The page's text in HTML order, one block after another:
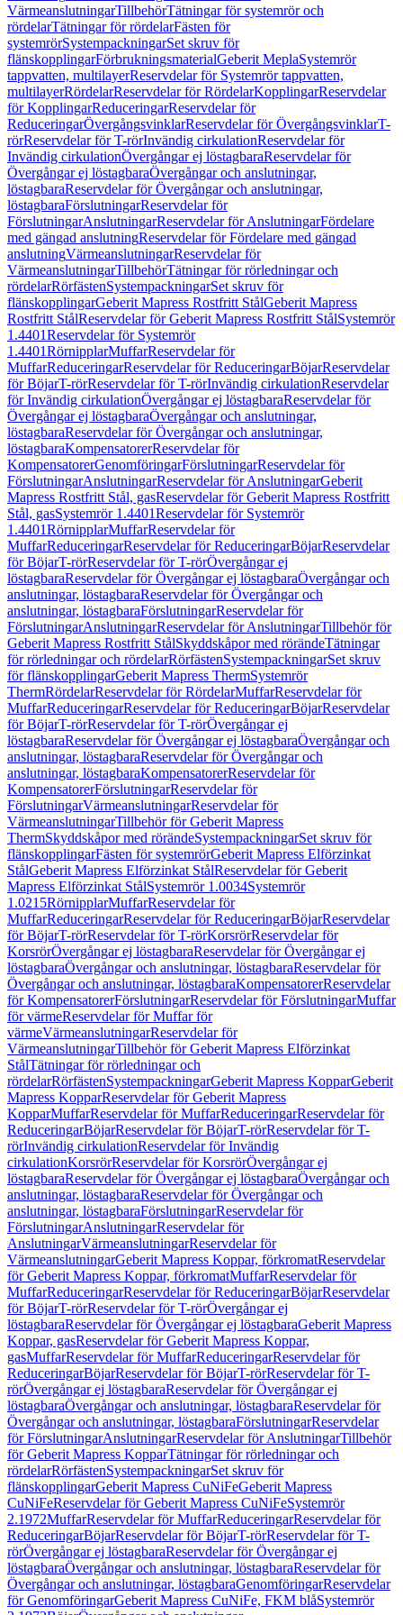
VärmeanslutningarTillbehörTätningar för systemrör och
rördelarTätningar för rördelarFästen för
systemrörSystempackningarSet skruv för
flänskopplingarFörbrukningsmaterialGeberit MeplaSystemrör
tappvatten, multilayerReservdelar för Systemrör tappvatten,
multilayerRördelarReservdelar för RördelarKopplingarReservdelar
för KopplingarReduceringarReservdelar för
ReduceringarÖvergångsvinklarReservdelar för ÖvergångsvinklarT-
rörReservdelar för T-rörInvändig cirkulationReservdelar för
Invändig cirkulationÖvergångar ej löstagbaraReservdelar för
Övergångar ej löstagbaraÖvergångar och anslutningar,
löstagbaraReservdelar för Övergångar och anslutningar,
löstagbaraFörslutningarReservdelar för
FörslutningarAnslutningarReservdelar för AnslutningarFördelare
med gängad anslutningReservdelar för Fördelare med gängad
anslutningVärmeanslutningarReservdelar för
VärmeanslutningarTillbehörTätningar för rörledningar och
rördelarRörfästenSystempackningarSet skruv för
flänskopplingarGeberit Mapress Rostfritt StålGeberit Mapress
Rostfritt StålReservdelar för Geberit Mapress Rostfritt StålSystemrör
1.4401Reservdelar för Systemrör
1.4401RörnipplarMuffarReservdelar för
MuffarReduceringarReservdelar för ReduceringarBöjarReservdelar
för BöjarT-rörReservdelar för T-rörInvändig cirkulationReservdelar
för Invändig cirkulationÖvergångar ej löstagbaraReservdelar för
Övergångar ej löstagbaraÖvergångar och anslutningar,
löstagbaraReservdelar för Övergångar och anslutningar,
löstagbaraKompensatorerReservdelar för
KompensatorerGenomföringarFörslutningarReservdelar för
FörslutningarAnslutningarReservdelar för AnslutningarGeberit
Mapress Rostfritt Stål, gasReservdelar för Geberit Mapress Rostfritt
Stål, gasSystemrör 1.4401Reservdelar för Systemrör
1.4401RörnipplarMuffarReservdelar för
MuffarReduceringarReservdelar för ReduceringarBöjarReservdelar
för BöjarT-rörReservdelar för T-rörÖvergångar ej
löstagbaraReservdelar för Övergångar ej löstagbaraÖvergångar och
anslutningar, löstagbaraReservdelar för Övergångar och
anslutningar, löstagbaraFörslutningarReservdelar för
FörslutningarAnslutningarReservdelar för AnslutningarTillbehör för
Geberit Mapress Rostfritt StålSkyddskåpor med rörändeTätningar
för rörledningar och rördelarRörfästenSystempackningarSet skruv
för flänskopplingarGeberit Mapress ThermSystemrör
ThermRördelarReservdelar för RördelarMuffarReservdelar för
MuffarReduceringarReservdelar för ReduceringarBöjarReservdelar
för BöjarT-rörReservdelar för T-rörÖvergångar ej
löstagbaraReservdelar för Övergångar ej löstagbaraÖvergångar och
anslutningar, löstagbaraReservdelar för Övergångar och
anslutningar, löstagbaraKompensatorerReservdelar för
KompensatorerFörslutningarReservdelar för
FörslutningarVärmeanslutningarReservdelar för
VärmeanslutningarTillbehör för Geberit Mapress
ThermSkyddskåpor med rörändeSystempackningarSet skruv för
flänskopplingarFästen för systemrörGeberit Mapress Elförzinkat
StålGeberit Mapress Elförzinkat StålReservdelar för Geberit
Mapress Elförzinkat StålSystemrör 1.0034Systemrör
1.0215RörnipplarMuffarReservdelar för
MuffarReduceringarReservdelar för ReduceringarBöjarReservdelar
för BöjarT-rörReservdelar för T-rörKorsrörReservdelar för
KorsrörÖvergångar ej löstagbaraReservdelar för Övergångar ej
löstagbaraÖvergångar och anslutningar, löstagbaraReservdelar för
Övergångar och anslutningar, löstagbaraKompensatorerReservdelar
för KompensatorerFörslutningarReservdelar för FörslutningarMuffar
för värmeReservdelar för Muffar för
värmeVärmeanslutningarReservdelar för
VärmeanslutningarTillbehör för Geberit Mapress Elförzinkat
StålTätningar för rörledningar och
rördelarRörfästenSystempackningarGeberit Mapress KopparGeberit
Mapress KopparReservdelar för Geberit Mapress
KopparMuffarReservdelar för MuffarReduceringarReservdelar för
ReduceringarBöjarReservdelar för BöjarT-rörReservdelar för T-
rörInvändig cirkulationReservdelar för Invändig
cirkulationKorsrörReservdelar för KorsrörÖvergångar ej
löstagbaraReservdelar för Övergångar ej löstagbaraÖvergångar och
anslutningar, löstagbaraReservdelar för Övergångar och
anslutningar, löstagbaraFörslutningarReservdelar för
FörslutningarAnslutningarReservdelar för
AnslutningarVärmeanslutningarReservdelar för
VärmeanslutningarGeberit Mapress Koppar, förkromatReservdelar
för Geberit Mapress Koppar, förkromatMuffarReservdelar för
MuffarReduceringarReservdelar för ReduceringarBöjarReservdelar
för BöjarT-rörReservdelar för T-rörÖvergångar ej
löstagbaraReservdelar för Övergångar ej löstagbaraGeberit Mapress
Koppar, gasReservdelar för Geberit Mapress Koppar,
gasMuffarReservdelar för MuffarReduceringarReservdelar för
ReduceringarBöjarReservdelar för BöjarT-rörReservdelar för T-
rörÖvergångar ej löstagbaraReservdelar för Övergångar ej
löstagbaraÖvergångar och anslutningar, löstagbaraReservdelar för
Övergångar och anslutningar, löstagbaraFörslutningarReservdelar
för FörslutningarAnslutningarReservdelar för AnslutningarTillbehör
för Geberit Mapress KopparTätningar för rörledningar och
rördelarRörfästenSystempackningarSet skruv för
flänskopplingarGeberit Mapress CuNiFeGeberit Mapress
CuNiFeReservdelar för Geberit Mapress CuNiFeSystemrör
2.1972MuffarReservdelar för MuffarReduceringarReservdelar för
ReduceringarBöjarReservdelar för BöjarT-rörReservdelar för T-
rörÖvergångar ej löstagbaraReservdelar för Övergångar ej
löstagbaraÖvergångar och anslutningar, löstagbaraReservdelar för
Övergångar och anslutningar, löstagbaraGenomföringarReservdelar
för GenomföringarGeberit Mapress CuNiFe, FKM blåSystemrör